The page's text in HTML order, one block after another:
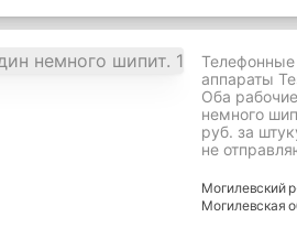
Телефонные
аппараты
Оба
немного
руб. за
не
Могилевский
Могилевская